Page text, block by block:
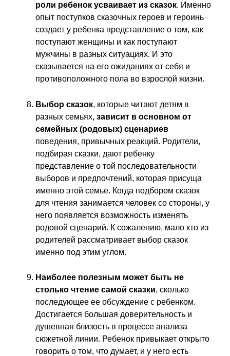
роли ребенок усваивает из сказок. Именно
опыт поступков сказочных героев и героинь
создает у ребенка представление о том, как
поступают женщины и как поступают
мужчины в разных ситуациях. И это
сказывается на его ожиданиях от себя и
противоположного пола во взрослой жизни.
Выбор сказок, которые читают детям в
разных семьях,зависит в основном от
семейных (родовых) сценариев
поведения, привычных реакций. Родители,
подбирая сказки, дают ребенку
представление о той последовательности
выборов и предпочтений, которая присуща
именно этой семье. Когда подбором сказок
для чтения занимается человек со стороны, у
него появляется возможность изменять
родовой сценарий. К сожалению, мало кто из
родителей рассматривает выбор сказок
именно под этим углом.
Наиболее полезным может быть не
столько чтение самой сказки, сколько
последующее ее обсуждение с ребенком.
Достигается большая доверительность и
душевная близость в процессе анализа
сюжетной линии. Ребенок привыкает открыто
говорить о том, что думает, и у него есть